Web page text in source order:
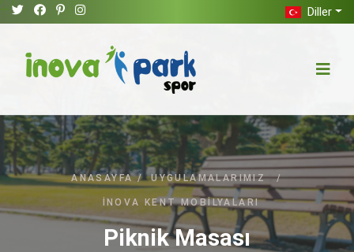
Diller
ANASAYFA/ UYGULAMALARIMIZ /
İNOVA KENT MOBILYALARI
Piknik Masası